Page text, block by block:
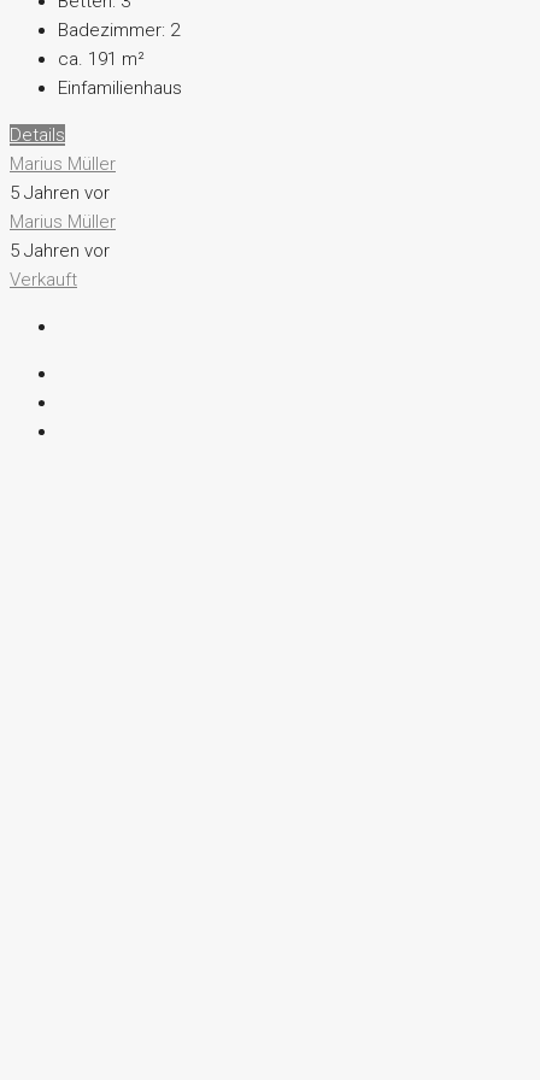
Badezimmer: 2
ca. 191 m²
Einfamilienhaus
Details
Marius Müller
5 Jahren vor
Marius Müller
5 Jahren vor
Verkauft